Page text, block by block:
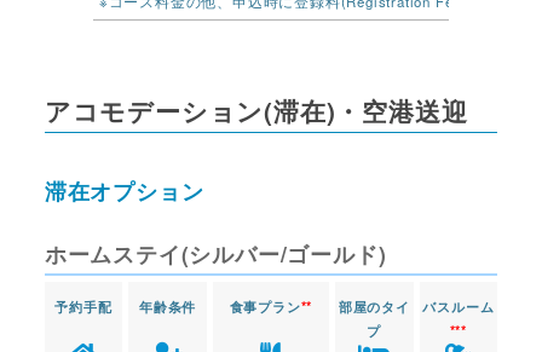
アコモデーション(滞在)・空港送迎
滞在オプション
ホームステイ(シルバー/ゴールド)
予約手配 年齢条件 食事プラン**
部屋のタイ
プ
バスルーム
***